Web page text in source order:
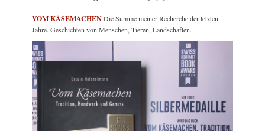
VOM KÄSEMACHENDie Summe meiner Recherche der letzten
Jahre. Geschichten von Menschen, Tieren, Landschaften.